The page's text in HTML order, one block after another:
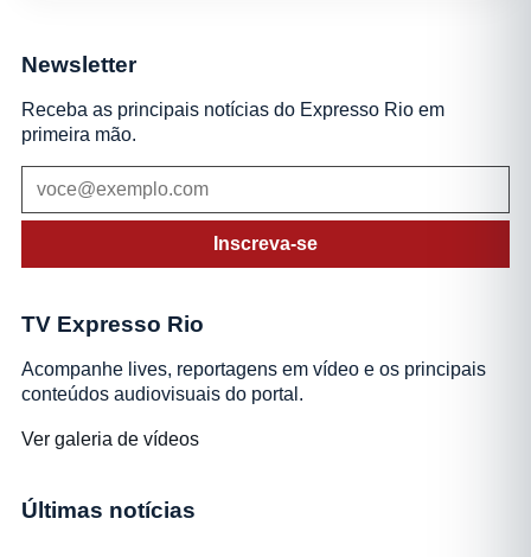
Newsletter
Receba as principais notícias do Expresso Rio em
primeira mão.
Inscreva-se
TV Expresso Rio
Acompanhe lives, reportagens em vídeo e os principais
conteúdos audiovisuais do portal.
Ver galeria de vídeos
Últimas notícias